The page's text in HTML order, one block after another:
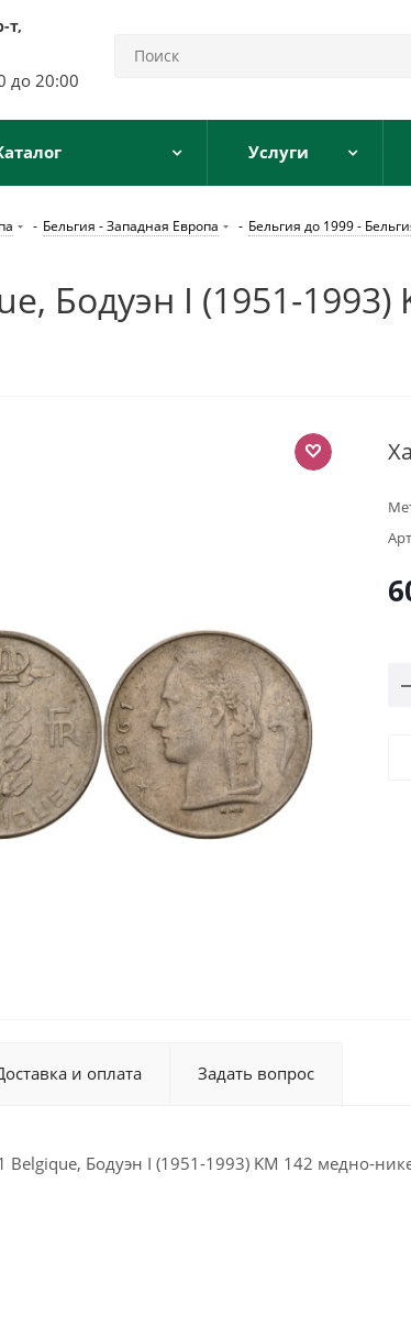
т,
до 20:00
Услуги
- Бельгия - Западная Европа - Бельгия до 1999 -
Бодуэн I (1951-
и оплата Задать вопрос
Belgique, Бодуэн I (1951-1993) KM 142 медно-